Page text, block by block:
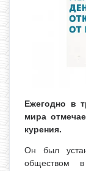
Ежегодно в
мира
курения.
Он был
обществом